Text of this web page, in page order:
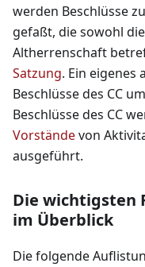
werden Beschlüsse
gefaßt, die sowohl
Altherrenschaft
Satzung. Ein eigenes
Beschlüsse des CC
Beschlüsse des CC
Vorständevon
ausgeführt.
Die wichtigsten
im Überblick
Die folgende